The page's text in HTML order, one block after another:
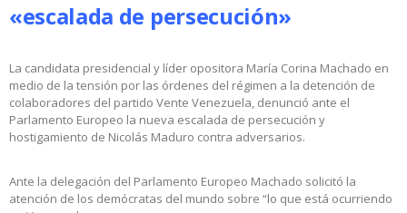
«escalada de persecución»
La candidata presidencial y líder opositora María Corina Machado en
medio de la tensión por las órdenes del régimen a la detención de
colaboradores del partido Vente Venezuela, denunció ante el
Parlamento Europeo la nueva escalada de persecución y
hostigamiento de Nicolás Maduro contra adversarios.
Ante la delegación del Parlamento Europeo Machado solicitó la
atención de los demócratas del mundo sobre “lo que está ocurriendo